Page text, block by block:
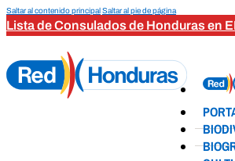
Saltar al contenido principalSaltar al pie de página
Lista de Consulados de Honduras en